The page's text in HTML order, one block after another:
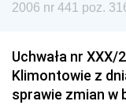
2006 nr 441 poz.
Uchwała nr
Klimontowie z
sprawie zmian w